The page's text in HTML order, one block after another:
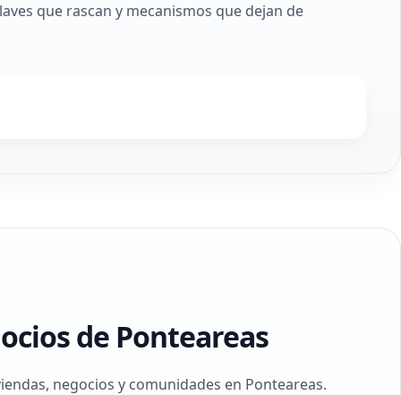
que rascan y mecanismos que dejan de
de Ponteareas
negocios y comunidades en Ponteareas.